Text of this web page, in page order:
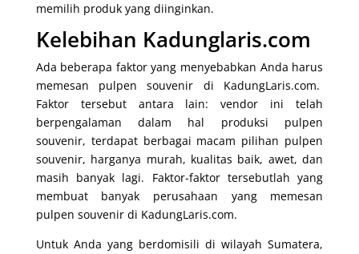
memilih produk yang diinginkan.
Kelebihan Kadunglaris.com
Ada beberapa faktor yang menyebabkan Anda harus
memesan pulpen souvenir di KadungLaris.com.
Faktor tersebut antara lain: vendor ini telah
berpengalaman dalam hal produksi pulpen
souvenir, terdapat berbagai macam pilihan pulpen
souvenir, harganya murah, kualitas baik, awet, dan
masih banyak lagi. Faktor-faktor tersebutlah yang
membuat banyak perusahaan yang memesan
pulpen souvenir di KadungLaris.com.
Untuk Anda yang berdomisili di wilayah Sumatera,